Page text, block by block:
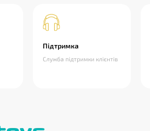
Підтримка
Служба підтримки клієнтів